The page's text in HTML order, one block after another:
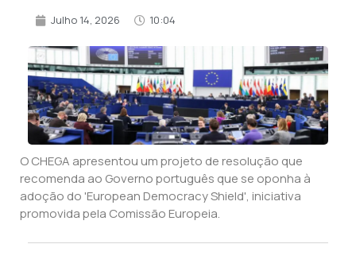
Julho 14, 2026 10:04
O CHEGA apresentou um projeto de resolução que
recomenda ao Governo português que se oponha à
adoção do 'European Democracy Shield', iniciativa
promovida pela Comissão Europeia.